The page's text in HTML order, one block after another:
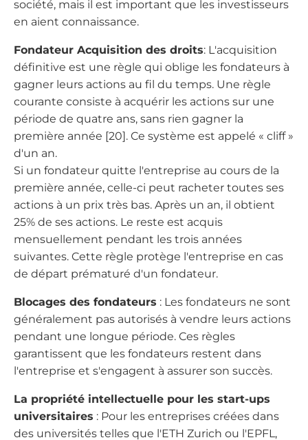
société, mais il est important que les investisseurs
en aient connaissance.
Fondateur Acquisition des droits: L'acquisition
définitive est une règle qui oblige les fondateurs à
gagner leurs actions au fil du temps. Une règle
courante consiste à acquérir les actions sur une
période de quatre ans, sans rien gagner la
première année [20]. Ce système est appelé « cliff »
d'un an.
Si un fondateur quitte l'entreprise au cours de la
première année, celle-ci peut racheter toutes ses
actions à un prix très bas. Après un an, il obtient
25% de ses actions. Le reste est acquis
mensuellement pendant les trois années
suivantes. Cette règle protège l'entreprise en cas
de départ prématuré d'un fondateur.
Blocages des fondateurs : Les fondateurs ne sont
généralement pas autorisés à vendre leurs actions
pendant une longue période. Ces règles
garantissent que les fondateurs restent dans
l'entreprise et s'engagent à assurer son succès.
La propriété intellectuelle pour les start-ups
universitaires : Pour les entreprises créées dans
des universités telles que l'ETH Zurich ou l'EPFL,